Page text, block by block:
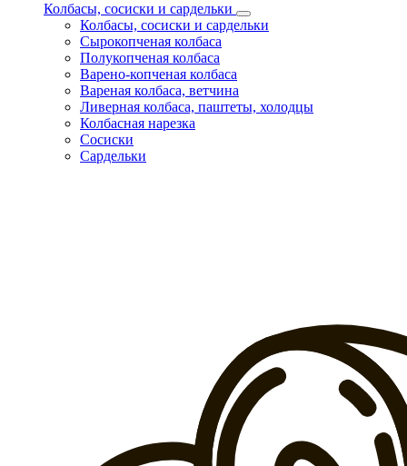
Колбасы, сосиски и сардельки
Колбасы, сосиски и сардельки
Сырокопченая колбаса
Полукопченая колбаса
Варено-копченая колбаса
Вареная колбаса, ветчина
Ливерная колбаса, паштеты, холодцы
Колбасная нарезка
Сосиски
Сардельки